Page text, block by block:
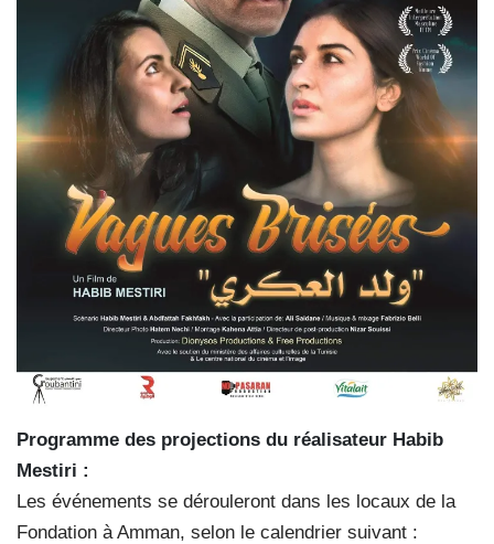
Programme des projections du réalisateur Habib
Mestiri :
Les événements se dérouleront dans les locaux de la
Fondation à Amman, selon le calendrier suivant :